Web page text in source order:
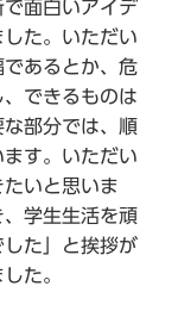
面白いアイデ
た。いただい
あるとか、危
できるものは
部分では、順
す。いただい
いと思いま
学生生活を頑
た」と挨拶が
た。